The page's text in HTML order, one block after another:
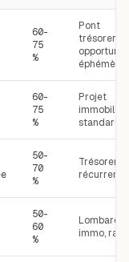
60-
75
%
Pont
trésorerie,
éphémère
60-
75
%
Projet
immobilier
standard
50-
70
%
Trésorerie
récurrente
50-
60
%
Lombard
immo, rare